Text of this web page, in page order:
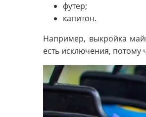
футер;
капитон.
Например, выкройка
есть исключения, потому